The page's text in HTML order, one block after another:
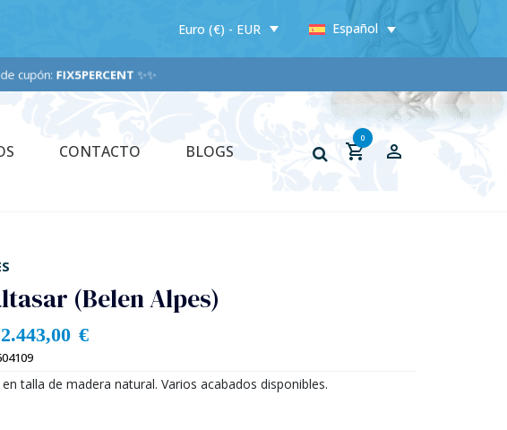
Euro (€) - EUR Español
cupón:FIX5PERCENT✨✨
CONTACTO BLOGS
0
(Belen Alpes)
2.443,00 €
talla de madera natural. Varios acabados disponibles.